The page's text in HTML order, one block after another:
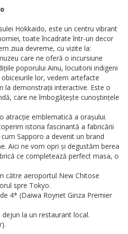
Hokkaido, este un centru vibrant
toate încadrate într-un decor
ziua devreme, cu vizite la:
care ne oferă o incursiune
poporului Ainu, locuitorii indigeni
lor, vedem artefacte
la demonstrații interactive. Este o
care ne îmbogățește cunoștințele
atracție emblematică a orașului.
istoria fascinantă a fabricării
Sapporo a devenit un brand
Aici ne vom opri și degustăm berea
ce completează perfect masa, o
către aeroportul New Chitose
spre Tokyo.
4* (Daiwa Roynet Ginza Premier
la un restaurant local.